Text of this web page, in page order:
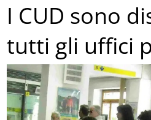
I CUD sono
tutti gli uffici